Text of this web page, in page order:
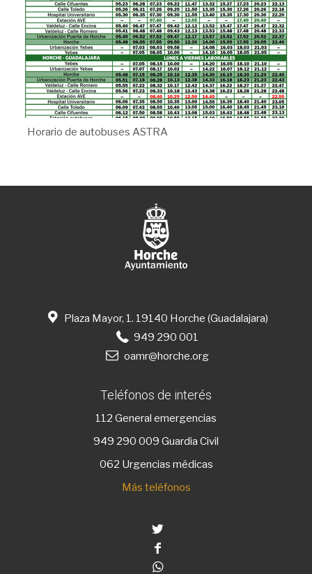
Horario de autobuses ASTRA
Plaza Mayor, 1. 19140 Horche (Guadalajara)
949 290 001
oamr@horche.org
Teléfonos de interés
112 General emergencias
949 290 009 Guardia Civil
062 Urgencias médicas
Más teléfonos